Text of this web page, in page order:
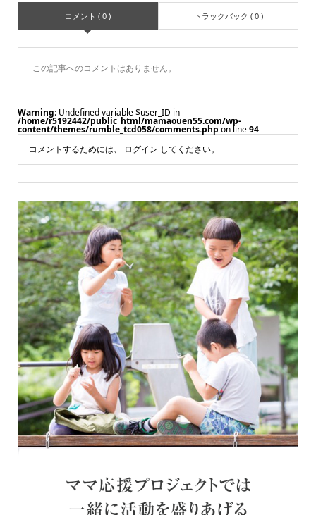
コメント ( 0 ) トラックバック ( 0 )
この記事へのコメントはありません。
Warning: Undefined variable $user_ID in
/home/r5192442/public_html/mamaouen55.com/wp-
content/themes/rumble_tcd058/comments.php on line94
コメントするためには、
ログイン してください。